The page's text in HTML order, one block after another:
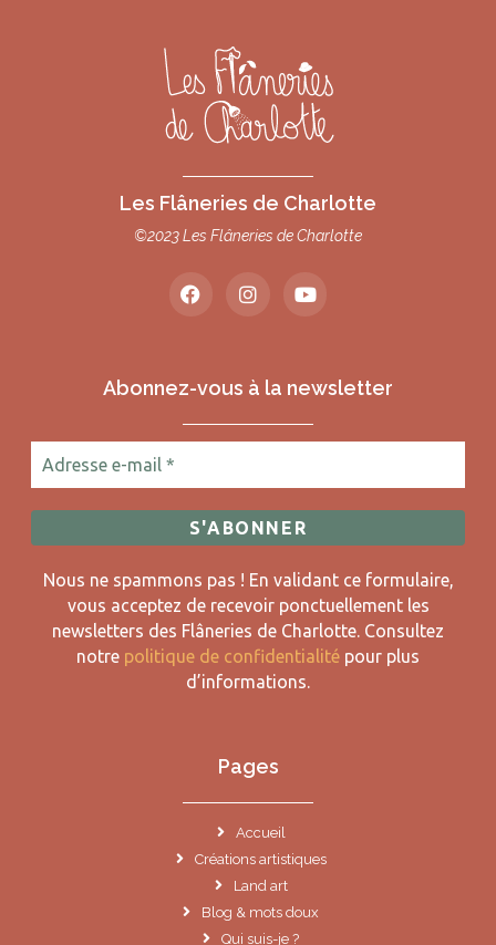
Les Flâneries de Charlotte
©2023 Les Flâneries de Charlotte
Abonnez-vous à la newsletter
Nous ne spammons pas ! En validant ce formulaire,
vous acceptez de recevoir ponctuellement les
newsletters des Flâneries de Charlotte. Consultez
notre politique de confidentialité pour plus
d’informations.
Pages
Accueil
Créations artistiques
Land art
Blog & mots doux
Qui suis-je ?